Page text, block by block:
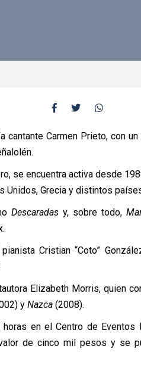
Carmen Prieto, con
se encuentra activa desde
Unidos, Grecia y distintos
Descaradasy, sobre todo,
Cristian “Coto”
Elizabeth Morris, quien
y Nazca(2008).
en el Centro de Eventos
de cinco mil pesos y se